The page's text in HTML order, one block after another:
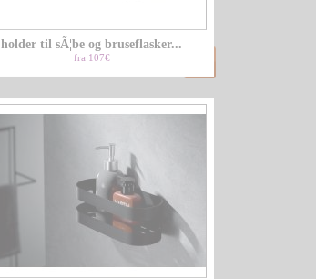
PL
holder til sÃ¦be og bruseflasker...
fra 107€